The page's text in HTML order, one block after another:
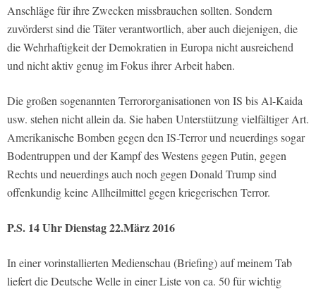
Anschläge für ihre Zwecken missbrauchen sollten. Sondern
zuvörderst sind die Täter verantwortlich, aber auch diejenigen, die
die Wehrhaftigkeit der Demokratien in Europa nicht ausreichend
und nicht aktiv genug im Fokus ihrer Arbeit haben.
Die großen sogenannten Terrororganisationen von IS bis Al-Kaida
usw. stehen nicht allein da. Sie haben Unterstützung vielfältiger Art.
Amerikanische Bomben gegen den IS-Terror und neuerdings sogar
Bodentruppen und der Kampf des Westens gegen Putin, gegen
Rechts und neuerdings auch noch gegen Donald Trump sind
offenkundig keine Allheilmittel gegen kriegerischen Terror.
P.S. 14 Uhr Dienstag 22.März 2016
In einer vorinstallierten Medienschau (Briefing) auf meinem Tab
liefert die Deutsche Welle in einer Liste von ca. 50 für wichtig